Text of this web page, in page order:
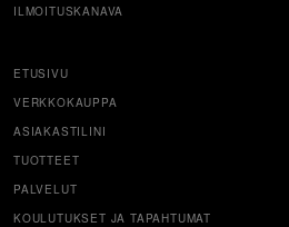
ILMOITUSKANAVA
ETUSIVU
VERKKOKAUPPA
ASIAKASTILINI
TUOTTEET
PALVELUT
KOULUTUKSET JA TAPAHTUMAT